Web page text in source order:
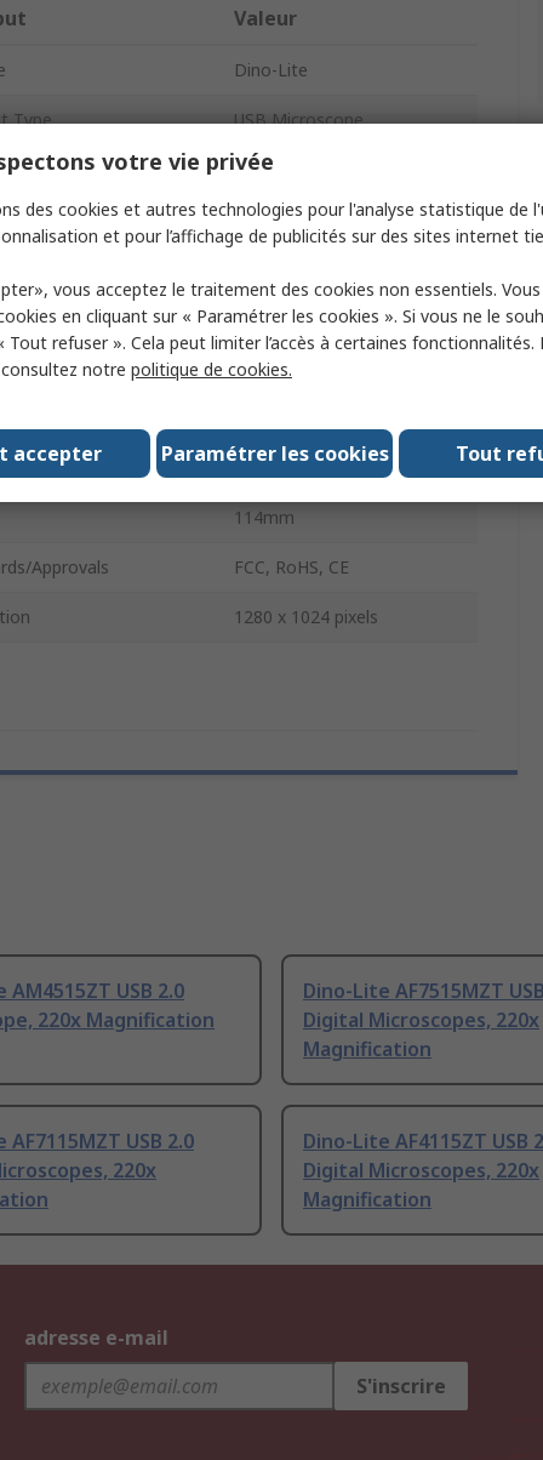
Valeur
Dino-Lite
Type USB Microscope
Power 20 → 220
30fps
Type LED
Type WiFi
33mm
114mm
Approvals FCC, RoHS, CE
1280 x 1024 pixels
AM4515ZT USB 2.0
220x Magnification
Dino-Lite AF7515MZT
Digital Microscopes, 220x
Magnification
USB 2.0
220x
Dino-Lite AF4115ZT USB
Digital Microscopes, 220x
Magnification
adresse e-mail
S'inscrire
votre vie privée
des cookies et autres technologies pour l'analyse statistique de
et pour l’affichage de publicités sur des sites internet
vous acceptez le traitement des cookies non essentiels.
en cliquant sur « Paramétrer les cookies ». Si vous ne le
Tout refuser ». Cela peut limiter l’accès à certaines fonctionnalités.
notre politique de cookies.
accepter Paramétrer les cookies Tout